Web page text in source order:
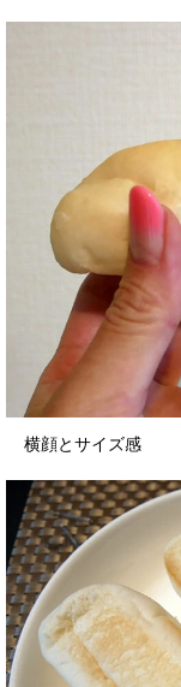
横顔とサイズ感